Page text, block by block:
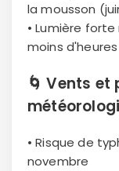
la mousson
• Lumière
moins
🌀Vents et
• Risque de
novembre